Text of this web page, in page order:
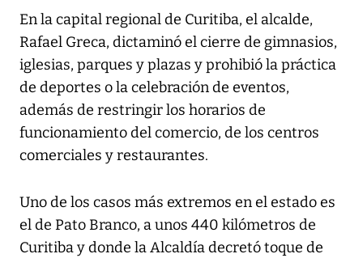
En la capital regional de Curitiba, el alcalde,
Rafael Greca, dictaminó el cierre de gimnasios,
iglesias, parques y plazas y prohibió la práctica
de deportes o la celebración de eventos,
además de restringir los horarios de
funcionamiento del comercio, de los centros
comerciales y restaurantes.
Uno de los casos más extremos en el estado es
el de Pato Branco, a unos 440 kilómetros de
Curitiba y donde la Alcaldía decretó toque de